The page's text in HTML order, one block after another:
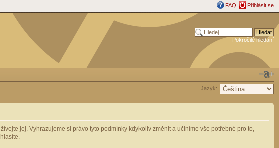
FAQ Přihlásit se
Pokročilé hledání
Jazyk:
jej. Vyhrazujeme si právo tyto podmínky kdykoliv změnit a učiníme vše potřebné pro to,